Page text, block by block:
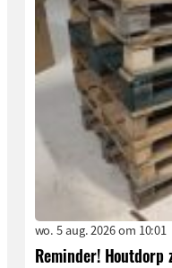
wo. 5 aug. 2026 om 10:01
Reminder! Houtdorp